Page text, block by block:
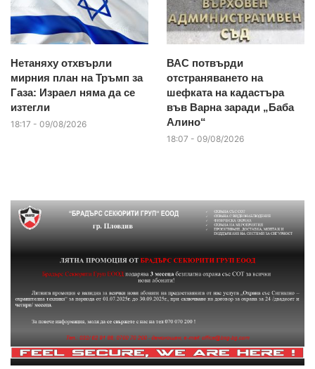
Нетаняху отхвърли
мирния план на Тръмп за
Газа: Израел няма да се
изтегли
18:17 - 09/08/2026
ВАС потвърди
отстраняването на
шефката на кадастъра
във Варна заради „Баба
Алино“
18:07 - 09/08/2026